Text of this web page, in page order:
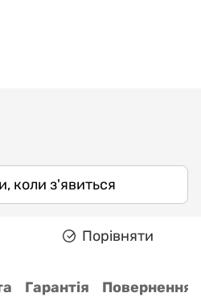
коли з'явиться
Порівняти
Гарантія Повернення